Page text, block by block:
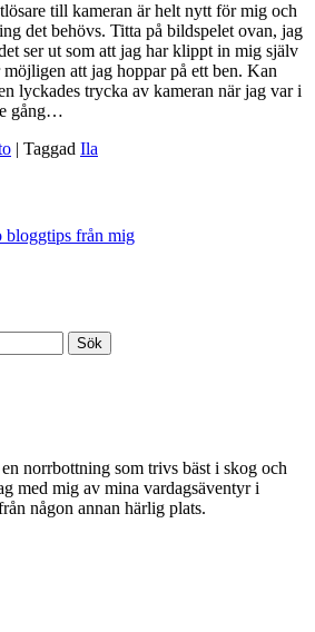
till kameran är helt nytt för mig och
det behövs. Titta på bildspelet ovan, jag
ser ut som att jag har klippt in mig själv
att jag hoppar på ett ben. Kan
lyckades trycka av kameran när jag var i
gång…
| Taggad Ila
från mig
norrbottning som trivs bäst i skog och
med mig av mina vardagsäventyr i
någon annan härlig plats.